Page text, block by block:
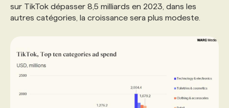
sur TikTok dépasser 8,5 milliards en 2023, dans les
autres catégories, la croissance sera plus modeste.